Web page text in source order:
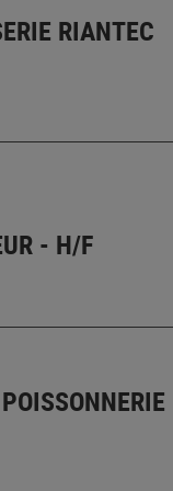
RIANTEC
- H/F